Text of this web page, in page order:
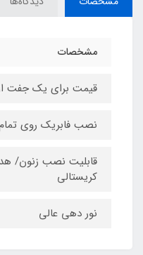
مشخصات
قیمت برای یک جفت
نصب فابریک روی
قابلیت نصب زنون/
کریستالی
نور دهی عالی